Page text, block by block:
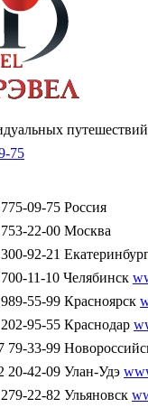
путешествий
75
09-75 Россия
22-00 Москва
92-21
11-10 Челябинск
55-99 Красноярск
95-55 Краснодар
79-33-99
20-42-09 Улан-Удэ
22-82 Ульяновск